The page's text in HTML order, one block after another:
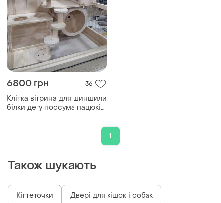
6800 грн 36
Клітка вітрина для шиншили
білки дегу поссума пацюків
1
Також шукають
Кігтеточки Двері для кішок і собак